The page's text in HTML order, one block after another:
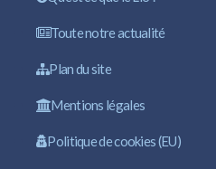
Toute notre actualité
Plan du site
Mentions légales
Politique de cookies (EU)